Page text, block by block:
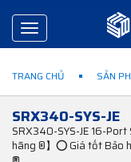
Toggle
navigation
TRANG CHỦ SẢN
SRX340-SYS-JE
SRX340-SYS-JE 16-
hãng ®】⭕ Giá tốt Bảo